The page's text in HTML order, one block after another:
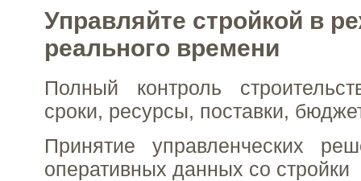
Управляйте стройкой в
реального времени
Полный контроль
сроки, ресурсы, поставки,
Принятие управленческих
оперативных данных со стройки